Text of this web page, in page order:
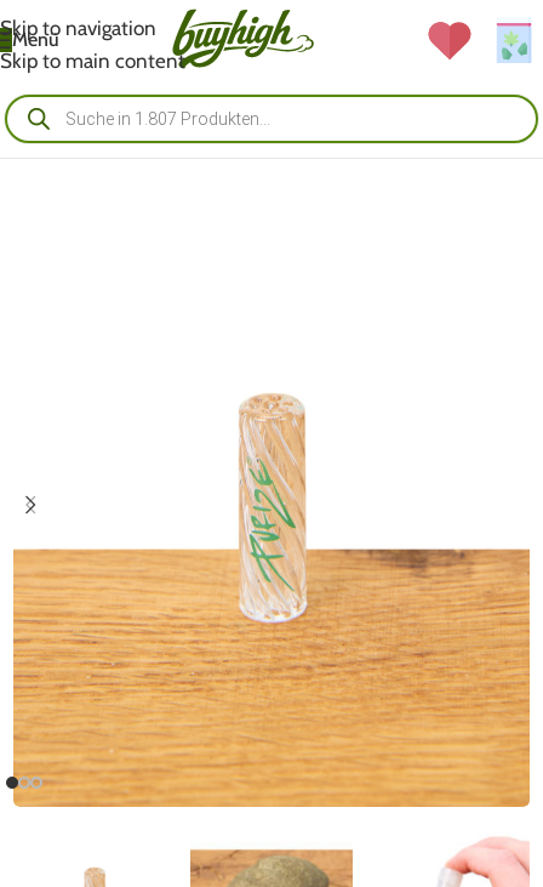
Skip to navigation
Skip to main content
Menü